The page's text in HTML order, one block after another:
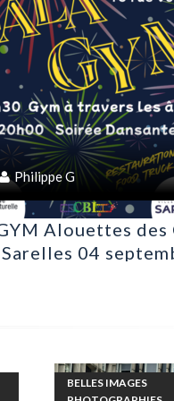
Philippe G
Alouettes des
04
BELLES IMAGES